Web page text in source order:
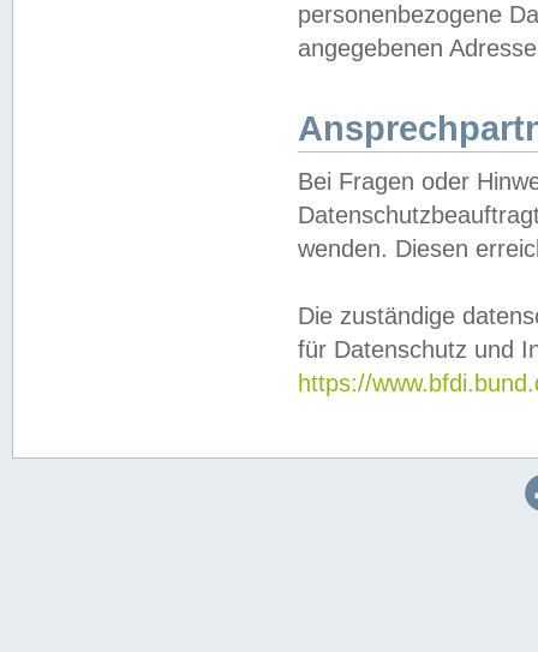
personenbezogene
angegebenen
Bei Fragen oder
wenden. Diesen
Die zuständige
für Datenschutz und
https://